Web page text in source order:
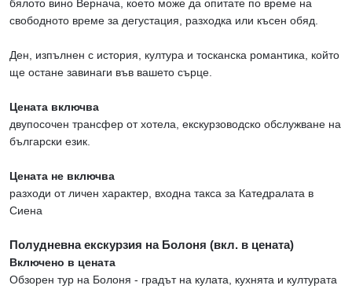
бялото вино Вернача, което може да опитате по време на
свободното време за дегустация, разходка или късен обяд.
Ден, изпълнен с история, култура и тосканска романтика, който
ще остане завинаги във вашето сърце.
Цената включва
двупосочен трансфер от хотела, екскурзоводско обслужване на
български език.
Цената не включва
разходи от личен характер, входна такса за Катедралата в
Сиена
Полудневна екскурзия на Болоня (вкл. в цената)
Включено в цената
Обзорен тур на Болоня - градът на кулата, кухнята и културата